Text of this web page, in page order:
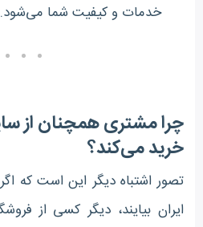
خدمات و کیفیت شما می‌شود.
چرا مشتری همچنان از
خرید می‌کند؟
تصور اشتباه دیگر این است که
ایران بیایند، دیگر کسی از